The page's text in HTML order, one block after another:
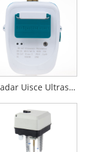
Méadar Uisce Ultrasonach DN20 le LORA